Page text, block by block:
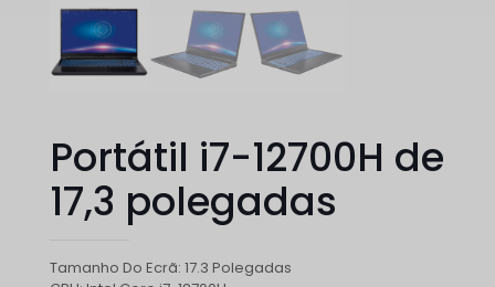
Portátil i7-12700H de
17,3 polegadas
Tamanho Do Ecrã: 17.3 Polegadas